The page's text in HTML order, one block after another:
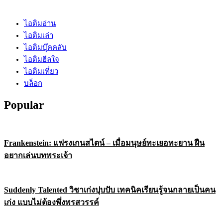
ไอติมอ่าน
ไอติมเล่า
ไอติมบุ๊คคลับ
ไอติมฮีลใจ
ไอติมเที่ยว
บล็อก
Popular
Frankenstein: แฟรงเกนสไตน์ – เมื่อมนุษย์ทะเยอทะยาน ฝืน
อยากเล่นบทพระเจ้า
Suddenly Talented วิชาเก่งปุบปับ เทคนิคเรียนรู้จนกลายเป็นคน
เก่ง แบบไม่ต้องพึ่งพรสวรรค์